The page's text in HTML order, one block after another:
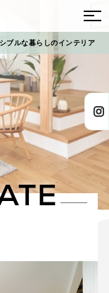
ブルな暮らしのインテリア